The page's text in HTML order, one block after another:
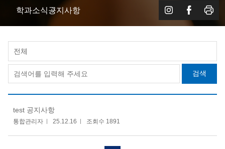
학과소식공지사항
전체
검색
test 공지사항
통합관리자 25.12.16 조회수 1891